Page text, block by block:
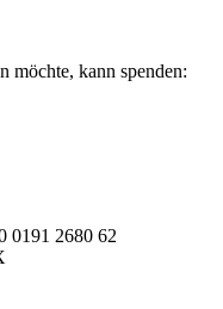
möchte, kann spenden:
0191 2680 62